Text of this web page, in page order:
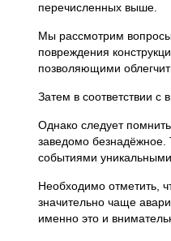
перечисленных выше.
Мы рассмотрим
повреждения
позволяющими
Затем в соответствии
Однако следует
заведомо безнадёжное.
событиями
Необходимо отметить,
значительно чаще
именно это и